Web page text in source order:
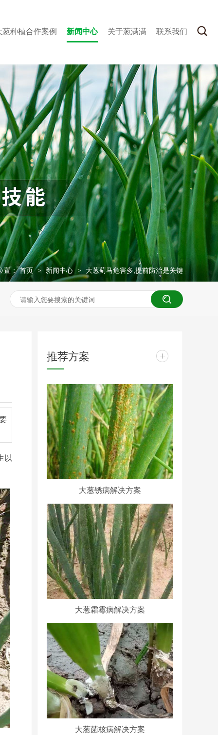
葱种植合作案例 新闻中心 关于葱满满 联系我们
置： 首页 > 新闻中心 > 大葱蓟马危害多,提前防治是关键
以
推荐方案 +
大葱锈病解决方案
大葱霜霉病解决方案
大葱菌核病解决方案